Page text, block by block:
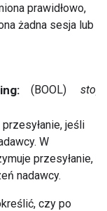
prawidłowo,
żadna sesja lub
(BOOL)
jeśli
W
przesyłanie,
nadawcy.
czy po